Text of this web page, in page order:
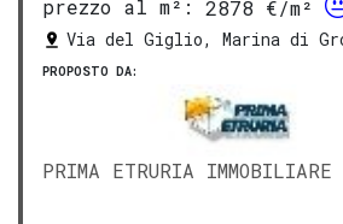
prezzo al m²:
2878 €/m²
Via del Giglio, Marina di
PROPOSTO DA:
PRIMA ETRURIA